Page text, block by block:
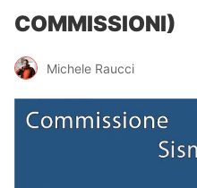
COMMISSIONI)
Michele Raucci